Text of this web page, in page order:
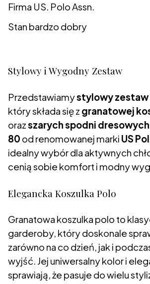
Firma US. Polo Assn.
Stan bardzo dobry
Stylowy i Wygodny Zestaw
Przedstawiamystylowy zestaw
który składa się z granatowej
orazszarych spodni dresowych
80 od renomowanej marki US
idealny wybór dla aktywnych
cenią sobie komfort i modny
Elegancka Koszulka Polo
Granatowa koszulka polo to
garderoby, który doskonale
zarówno na co dzień, jak i
wyjść. Jej uniwersalny kolor i
sprawiają, że pasuje do wielu